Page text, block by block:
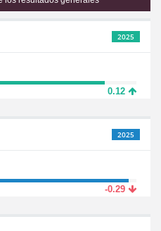
2025
0.12
2025
-0.29